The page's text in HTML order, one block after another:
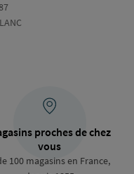
proches de chez
vous
100 magasins en France,